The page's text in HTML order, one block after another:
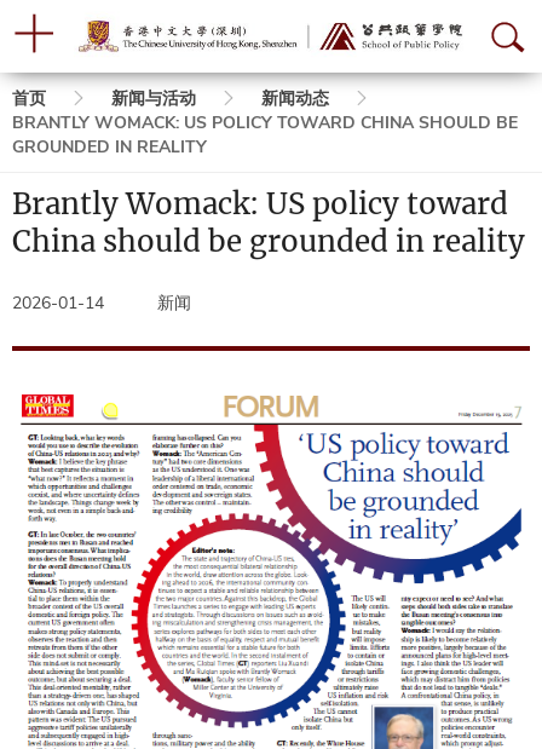
面
包
屑
首页 新闻与活动
新闻动态
BRANTLY WOMACK: US POLICY TOWARD CHINA SHOULD BE
GROUNDED IN REALITY
Brantly Womack: US policy toward
China should be grounded in reality
2026-01-14 新闻